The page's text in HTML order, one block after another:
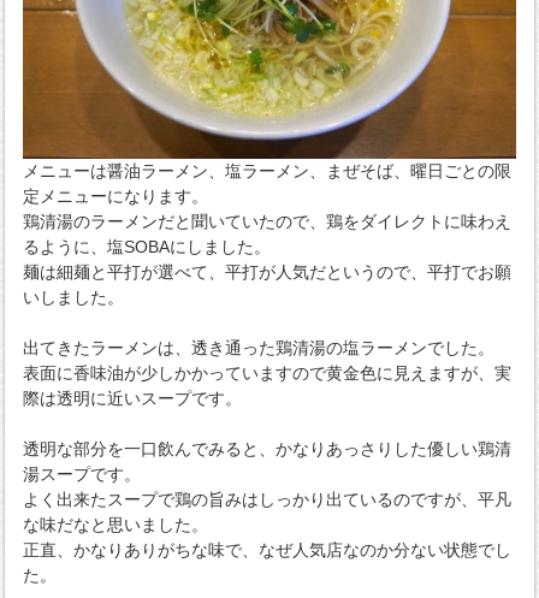
メニューは醤油ラーメン、塩ラーメン、まぜそば、曜日ごとの限
定メニューになります。
鶏清湯のラーメンだと聞いていたので、鶏をダイレクトに味わえ
るように、塩SOBAにしました。
麺は細麺と平打が選べて、平打が人気だというので、平打でお願
いしました。
出てきたラーメンは、透き通った鶏清湯の塩ラーメンでした。
表面に香味油が少しかかっていますので黄金色に見えますが、実
際は透明に近いスープです。
透明な部分を一口飲んでみると、かなりあっさりした優しい鶏清
湯スープです。
よく出来たスープで鶏の旨みはしっかり出ているのですが、平凡
な味だなと思いました。
正直、かなりありがちな味で、なぜ人気店なのか分ない状態でし
た。